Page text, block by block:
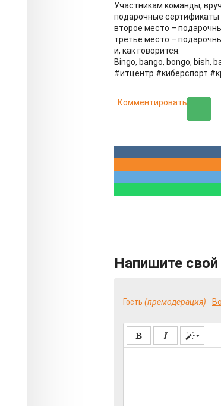
Участникам команды,
подарочные сертификаты
второе место –
третье место –
и, как говорится:
Bingo, bango, bongo, bish,
#итцентр #киберспорт
Комментировать
Напишите
Гость (премодерация)